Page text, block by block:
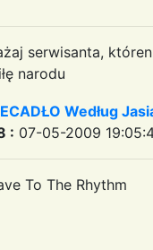
serwisanta,
narodu
Według
: 07-05-2009
To The Rhythm